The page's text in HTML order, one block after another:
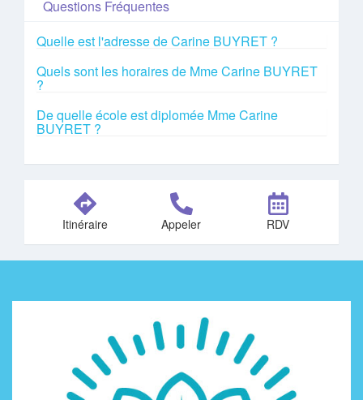
Questions Fréquentes
Quelle est l'adresse de Carine BUYRET ?
Quels sont les horaires de Mme Carine BUYRET
?
De quelle école est diplomée Mme Carine
BUYRET ?
Itinéraire Appeler RDV